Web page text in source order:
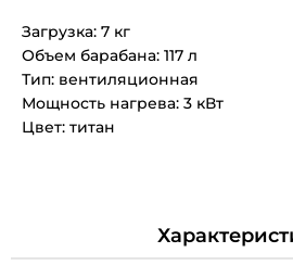
Загрузка: 7 кг
Объем барабана: 117 л
Тип: вентиляционная
Мощность нагрева: 3 кВт
Цвет: титан